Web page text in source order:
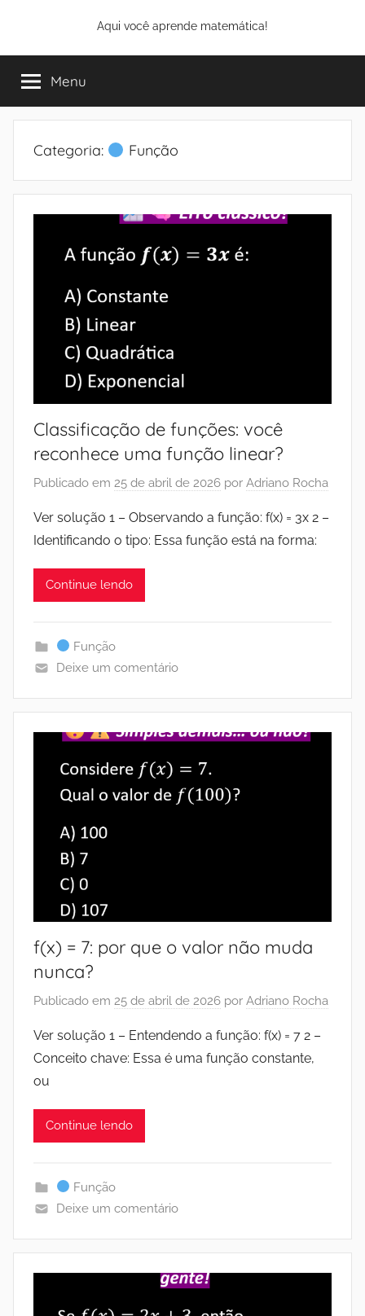
o
conteúdo
Aqui você aprende matemática!
Menu
Categoria: Função
Classificação de funções: você
reconhece uma função linear?
Publicado em 25 de abril de 2026 por Adriano Rocha
Ver solução 1 – Observando a função: f(x) = 3x 2 –
Identificando o tipo: Essa função está na forma:
Continue lendo
Função
Deixe um comentário
f(x) = 7: por que o valor não muda
nunca?
Publicado em 25 de abril de 2026 por Adriano Rocha
Ver solução 1 – Entendendo a função: f(x) = 7 2 –
Conceito chave: Essa é uma função constante,
ou
Continue lendo
Função
Deixe um comentário